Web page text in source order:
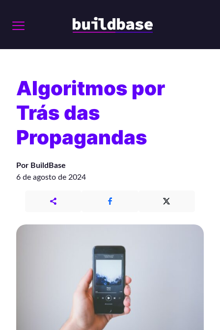
Algoritmos por
Trás das
Propagandas
Por BuildBase
6 de agosto de 2024